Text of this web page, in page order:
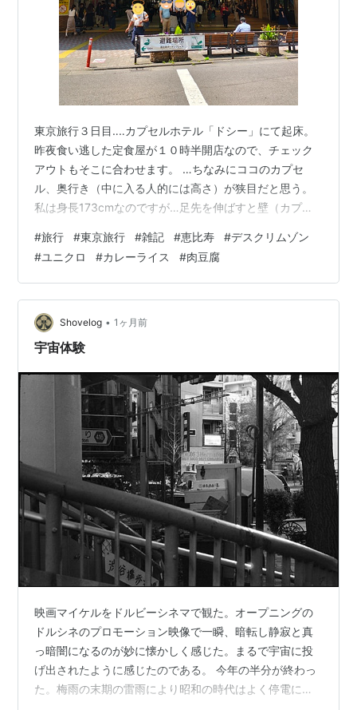
東京旅行３日目‥‥カプセルホテル「ドシー」にて起床。
昨夜食い逃した定食屋が１０時半開店なので、チェック
アウトもそこに合わせます。 …ちなみにココのカプセ
ル、奥行き（中に入る人的には高さ）が狭目だと思う。
私は身長173cmなのですが…足先を伸ばすと壁（カプセ
奥に置いてなので…180cmだと足曲げないと入らないと
思う。 175cmでも…ギリギリくらいなんじゃなかろう
か？ ６時起きしたのでゆったりとネット等しつつ…「せ
っかくだから」※1と 迷作デスクリムゾン※2を彷彿とする
思考回路にて再度サウナへと挑戦する‥‥ ※1.セガサターン
ゲーム「デスク…
#旅行 #東京旅行 #雑記 #恵比寿 #デスクリムゾン
#ユニクロ #カレーライス #肉豆腐
Shovelog • 1ヶ月前
宇宙体験
映画マイケルをドルビーシネマで観た。オープニングの
ドルシネのプロモーション映像で一瞬、暗転し静寂と真
っ暗闇になるのが妙に懐かしく感じた。まるで宇宙に投
げ出されたように感じたのである。 今年の半分が終わっ
た。梅雨の末期の雷雨により昭和の時代はよく停電にな